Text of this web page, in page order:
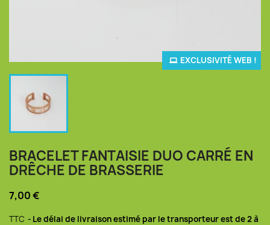
EXCLUSIVITÉ WEB !
BRACELET FANTAISIE DUO CARRÉ EN
DRÊCHE DE BRASSERIE
7,00 €
TTC
Le délai de livraison estimé par le transporteur est de 2 à